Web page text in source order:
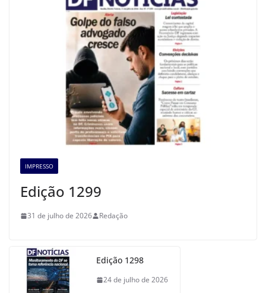
IMPRESSO
Edição 1299
31 de julho de 2026 Redação
Edição 1298
24 de julho de 2026